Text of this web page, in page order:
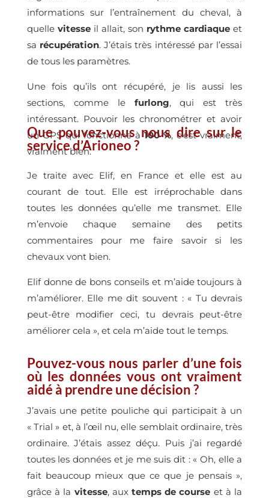
informations sur l’entraînement du cheval, à
quelle vitesseil allait, son rythme cardiaque et
sa récupération. J’étais très intéressé par l’essai
de tous les paramètres.
Une fois qu’ils ont récupéré, je lis aussi les
sections, comme le furlong, qui est très
intéressant. Pouvoir les chronométrer et avoir
un GPS qui fonctionne à100 %, c’est vraiment,
vraiment bien.
Que pouvez-vous nous dire sur le
service d’Arioneo ?
Je traite avec Elif, en France et elle est au
courant de tout. Elle est irréprochable dans
toutes les données qu’elle me transmet. Elle
m’envoie chaque semaine des petits
commentaires pour me faire savoir si les
chevaux vont bien.
Elif donne de bons conseils et m’aide toujours à
m’améliorer. Elle me dit souvent : « Tu devrais
peut-être modifier ceci, tu devrais peut-être
améliorer cela », et cela m’aide tout le temps.
Pouvez-vous nous parler d’une fois
où les données vous ont vraiment
aidé à prendre une décision ?
J’avais une petite pouliche qui participait à un
« Trial » et, à l’œil nu, elle semblait ordinaire, très
ordinaire. J’étais assez déçu. Puis j’ai regardé
toutes les données et je me suis dit : « Oh, elle a
fait beaucoup mieux que ce que je pensais »,
grâce à la vitesse, aux temps de course et à la